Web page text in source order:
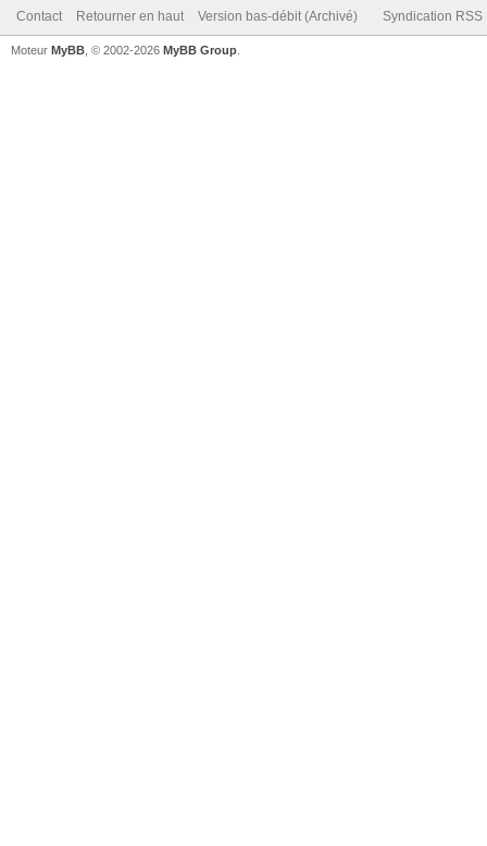
Contact Retourner en haut Version bas-débit (Archivé) Syndication RSS
Moteur MyBB , © 2002-2026 MyBB Group